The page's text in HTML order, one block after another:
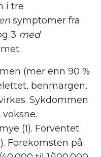
i tre
symptomer fra
3 med
(mer enn 90 %
benmargen,
Sykdommen
(1). Forventet
Forekomsten på